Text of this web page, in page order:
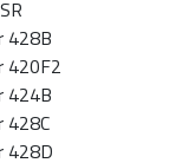
428B
420F2
424B
428C
428D